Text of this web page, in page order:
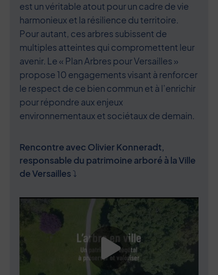
est un véritable atout pour un cadre de vie
harmonieux et la résilience du territoire.
Pour autant, ces arbres subissent de
multiples atteintes qui compromettent leur
avenir. Le « Plan Arbres pour Versailles »
propose 10 engagements visant à renforcer
le respect de ce bien commun et à l’enrichir
pour répondre aux enjeux
environnementaux et sociétaux de demain.
Rencontre avec Olivier Konneradt,
responsable du patrimoine arboré à la Ville
de Versailles ⤵︎
Lancer la